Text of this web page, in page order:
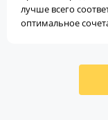
лучше всего
оптимальное